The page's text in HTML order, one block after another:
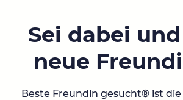
Sei dabei
neue
Beste Freundin gesucht® ist